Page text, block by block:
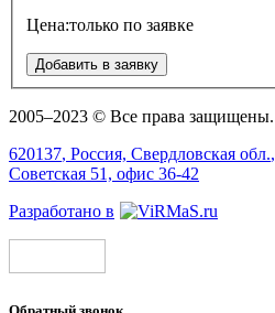
Цена:только по заявке
Добавить в заявку
2005–2023 © Все права защищены.
620137, Россия, Свердловская обл.
Советская 51, офис 36-42
Разработано в